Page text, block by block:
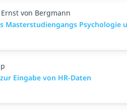
von Bergmann
Masterstudiengangs Psychologie
Eingabe von HR-Daten